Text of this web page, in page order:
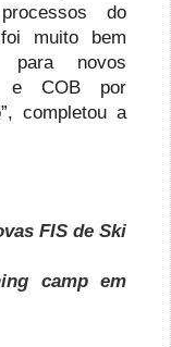
do
muito bem
para novos
e COB por
completou a
FIS de Ski
camp em